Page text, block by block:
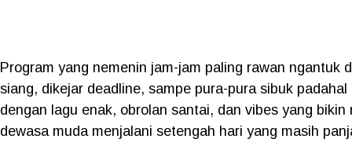
Program yang nemenin jam-jam paling rawan ngantuk
siang, dikejar deadline, sampe pura-pura sibuk
dengan lagu enak, obrolan santai, dan vibes yang
dewasa muda menjalani setengah hari yang masih